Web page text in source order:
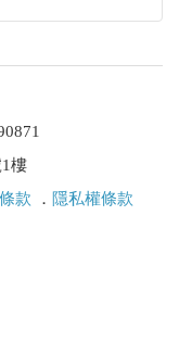
樓
款 ． 隱私權條款